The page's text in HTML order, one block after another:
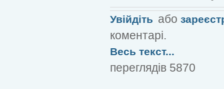
Увійдіть або
коментарі.
Весь текст...
переглядів 5870